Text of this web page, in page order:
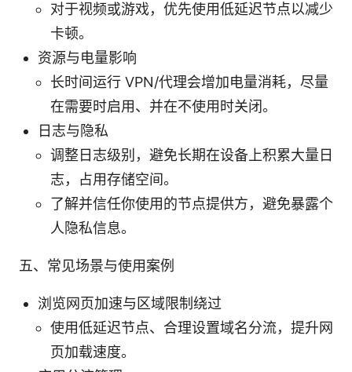
对于视频或游戏，优先使用低延迟节点以减少
卡顿。
资源与电量影响
长时间运行 VPN/代理会增加电量消耗，尽量
在需要时启用、并在不使用时关闭。
日志与隐私
调整日志级别，避免长期在设备上积累大量日
志，占用存储空间。
了解并信任你使用的节点提供方，避免暴露个
人隐私信息。
五、常见场景与使用案例
浏览网页加速与区域限制绕过
使用低延迟节点、合理设置域名分流，提升网
页加载速度。